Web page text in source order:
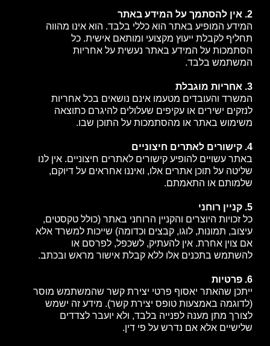
2. אין להסתמך על המידע באתר
המידע המופיע באתר הוא כללי בלבד. הוא אינו מהווה
תחליף לקבלת ייעוץ מקצועי ומותאם אישית. כל
הסתמכות על המידע באתר נעשית על אחריות
המשתמש בלבד.
3. אחריות מוגבלת
המשרד והעובדים מטעמו אינם נושאים בכל אחריות
לנזקים ישירים או עקיפים שעלולים להיגרם כתוצאה
משימוש באתר או מהסתמכות על התוכן שבו.
4. קישורים לאתרים חיצוניים
באתר עשויים להופיע קישורים לאתרים חיצוניים. אין לנו
שליטה על תוכן אתרים אלו, ואיננו אחראים על דיוקם,
שלמותם או התאמתם.
5. קניין רוחני
כל זכויות היוצרים והקניין הרוחני באתר (כולל טקסטים,
עיצוב, תמונות, לוגו, קבצים וכדומה) שייכות למשרד אלא
אם צוין אחרת. אין להעתיק, לשכפל, לפרסם או
להשתמש בתכנים אלו ללא קבלת אישור מראש ובכתב.
6. פרטיות
ייתכן שהאתר יאסוף פרטי יצירת קשר שהמשתמש מוסר
(לדוגמה באמצעות טופס יצירת קשר). מידע זה ישמש
לצורך מתן מענה לפנייה בלבד, ולא יועבר לצדדים
שלישיים אלא אם נדרש על פי דין.